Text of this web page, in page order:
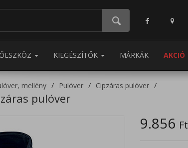
KIEGÉSZÍTŐK MÁRKÁK AKCIÓ
mellény Pulóver Cipzáras pulóver
pulóver
9.856 Ft